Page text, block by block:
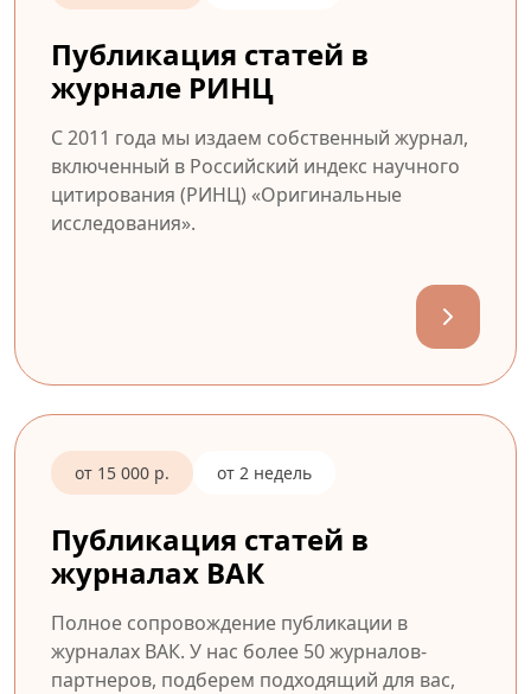
Публикация статей в
журнале РИНЦ
С 2011 года мы издаем собственный журнал,
включенный в Российский индекс научного
цитирования (РИНЦ) «Оригинальные
исследования».
от 15 000 р. от 2 недель
Публикация статей в
журналах ВАК
Полное сопровождение публикации в
журналах ВАК. У нас более 50 журналов-
партнеров, подберем подходящий для вас,